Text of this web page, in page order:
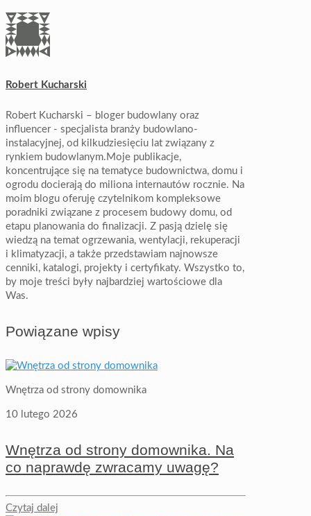
Robert Kucharski
Robert Kucharski – bloger budowlany oraz
influencer - specjalista branży budowlano-
instalacyjnej, od kilkudziesięciu lat związany z
rynkiem budowlanym.Moje publikacje,
koncentrujące się na tematyce budownictwa, domu i
ogrodu docierają do miliona internautów rocznie. Na
moim blogu oferuję czytelnikom kompleksowe
poradniki związane z procesem budowy domu, od
etapu planowania do finalizacji. Z pasją dzielę się
wiedzą na temat ogrzewania, wentylacji, rekuperacji
i klimatyzacji, a także przedstawiam najnowsze
cenniki, katalogi, projekty i certyfikaty. Wszystko to,
by moje treści były najbardziej wartościowe dla
Was.
Powiązane wpisy
Wnętrza od strony domownika
10 lutego 2026
Wnętrza od strony domownika. Na
co naprawdę zwracamy uwagę?
Czytaj dalej